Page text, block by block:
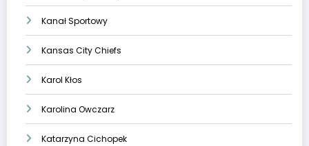
Kanał Sportowy
Kansas City Chiefs
Karol Kłos
Karolina Owczarz
Katarzyna Cichopek